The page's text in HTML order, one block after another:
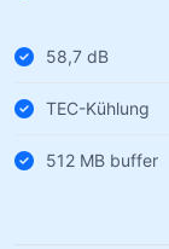
58,7 dB
TEC-Kühlung
512 MB buffer